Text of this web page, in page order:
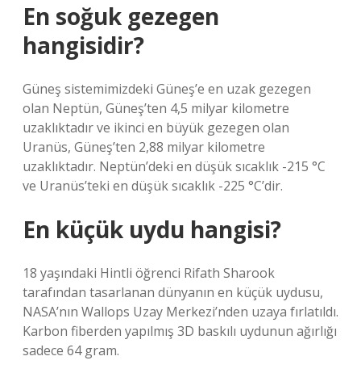
En soğuk gezegen
hangisidir?
Güneş sistemimizdeki Güneş’e en uzak gezegen
olan Neptün, Güneş’ten 4,5 milyar kilometre
uzaklıktadır ve ikinci en büyük gezegen olan
Uranüs, Güneş’ten 2,88 milyar kilometre
uzaklıktadır. Neptün’deki en düşük sıcaklık -215 °C
ve Uranüs’teki en düşük sıcaklık -225 °C’dir.
En küçük uydu hangisi?
18 yaşındaki Hintli öğrenci Rifath Sharook
tarafından tasarlanan dünyanın en küçük uydusu,
NASA’nın Wallops Uzay Merkezi’nden uzaya fırlatıldı.
Karbon fiberden yapılmış 3D baskılı uydunun ağırlığı
sadece 64 gram.